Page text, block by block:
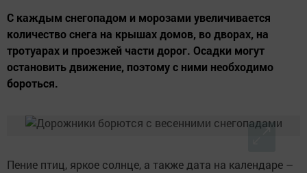
С каждым снегопадом и морозами увеличивается
количество снега на крышах домов, во дворах, на
тротуарах и проезжей части дорог. Осадки могут
остановить движение, поэтому с ними необходимо
бороться.
Пение птиц, яркое солнце, а также дата на календаре –